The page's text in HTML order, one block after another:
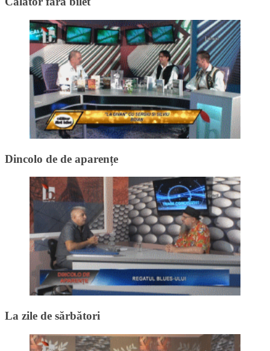
Dincolo de de aparențe
La zile de sărbători